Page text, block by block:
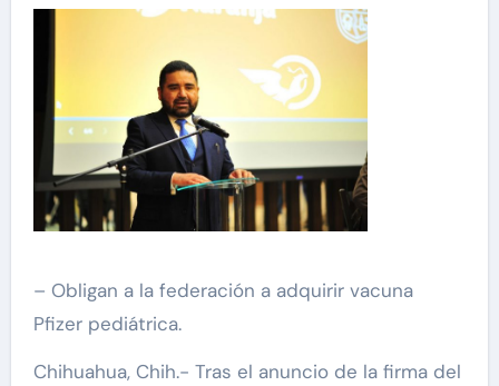
– Obligan a la federación a adquirir vacuna
Pfizer pediátrica.
Chihuahua, Chih.- Tras el anuncio de la firma del